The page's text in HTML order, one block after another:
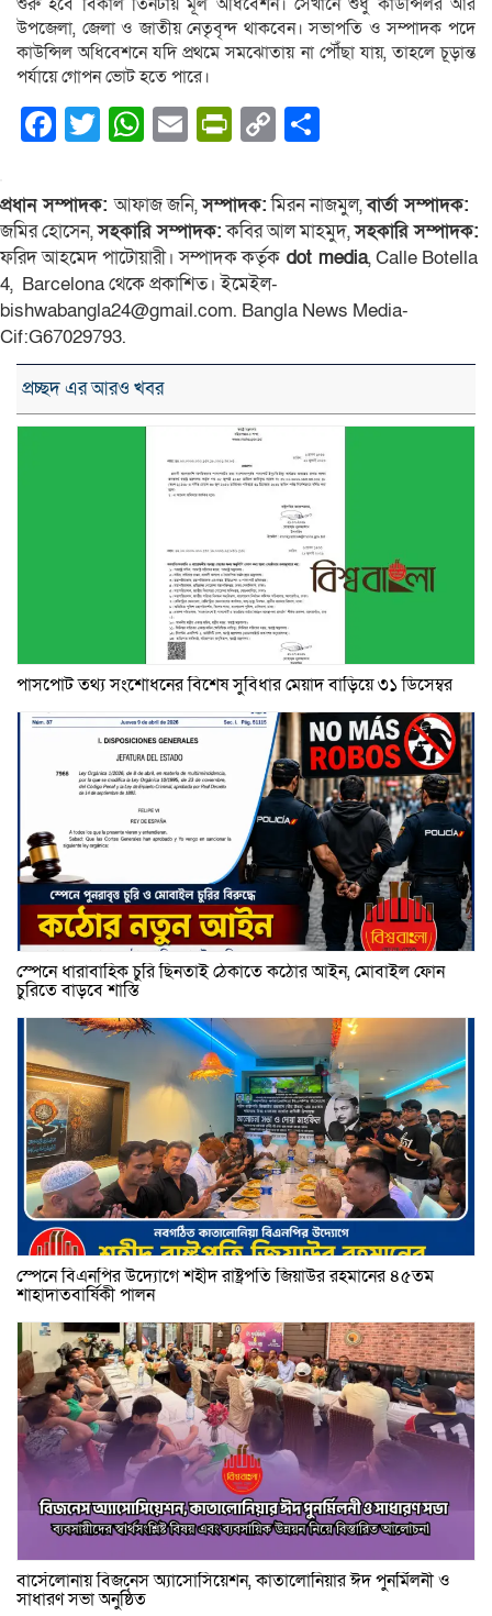
উপজেলা, জেলা ও জাতীয় নেতৃবৃন্দ থাকবেন। সভাপতি ও সম্পাদক পদে
কাউন্সিল অধিবেশনে যদি প্রথমে সমঝোতায় না পৌঁছা যায়, তাহলে চূড়ান্ত
পর্যায়ে গোপন ভোট হতে পারে।
Facebook
Twitter
WhatsApp
EmailPrintFriendly
Copy
প্রধান সম্পাদক:আফাজ জনি,সম্পাদক:মিরন নাজমুল,বার্তা সম্পাদক:
জমির হোসেন,সহকারি সম্পাদক:কবির আল মাহমুদ,সহকারি সম্পাদক:
ফরিদ আহমেদ পাটোয়ারী। সম্পাদক কর্তৃক dot media, Calle Botella
4, Barcelona থেকে প্রকাশিত। ইমেইল-
bishwabangla24@gmail.com. Bangla News Media-
Cif:G67029793.
প্রচ্ছদ এর আরও খবর
পাসপোর্ট তথ্য সংশোধনের বিশেষ সুবিধার মেয়াদ বাড়িয়ে ৩১ ডিসেম্বর
স্পেনে ধারাবাহিক চুরি ছিনতাই ঠেকাতে কঠোর আইন, মোবাইল ফোন
চুরিতে বাড়বে শাস্তি
স্পেনে বিএনপির উদ্যোগে শহীদ রাষ্ট্রপতি জিয়াউর রহমানের ৪৫তম
শাহাদাতবার্ষিকী পালন
বার্সেলোনায় বিজনেস অ্যাসোসিয়েশন, কাতালোনিয়ার ঈদ পুনর্মিলনী ও
সাধারণ সভা অনুষ্ঠিত